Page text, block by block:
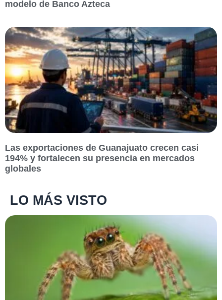
modelo de Banco Azteca
Las exportaciones de Guanajuato crecen casi
194% y fortalecen su presencia en mercados
globales
LO MÁS VISTO